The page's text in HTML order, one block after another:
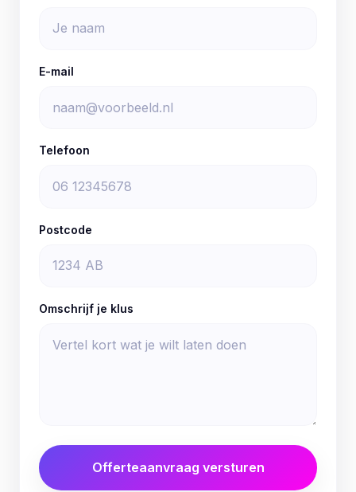
E-mail
Telefoon
Postcode
Omschrijf je klus
Offerteaanvraag versturen